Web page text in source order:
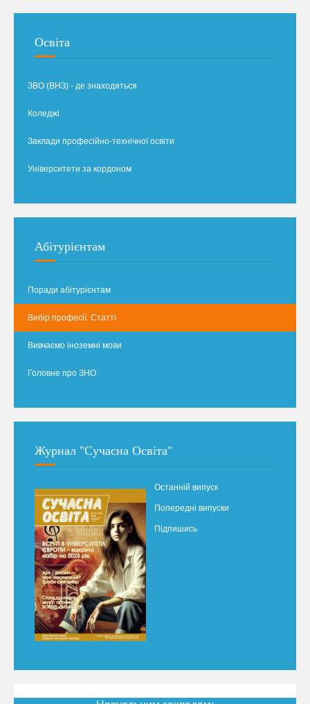
Освіта
ЗВО (ВНЗ) - де знаходяться
Коледжі
Заклади професійно-технічної освіти
Університети за кордоном
Абітурієнтам
Поради абітурієнтам
Вибір професії. Статті
Вивчаємо іноземні мови
Головне про ЗНО
Журнал "Сучасна Освіта"
Останній випуск
Попередні випуски
Підпишись